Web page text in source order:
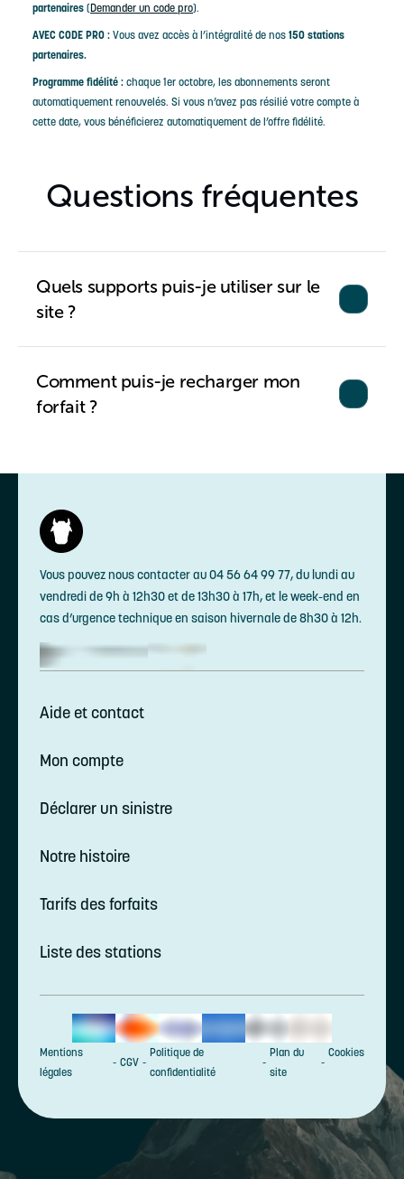
partenaires (Demander un code pro).
AVEC CODE PRO : Vous avez accès à l’intégralité de nos 150 stations
partenaires.
Programme fidélité : chaque 1er octobre, les abonnements seront
automatiquement renouvelés. Si vous n’avez pas résilié votre compte à
cette date, vous bénéficierez automatiquement de l’offre fidélité.
Questions fréquentes
Quels supports puis-je utiliser sur le
site ?
Comment puis-je recharger mon
forfait ?
Vous pouvez nous contacter au 04 56 64 99 77, du lundi au
vendredi de 9h à 12h30 et de 13h30 à 17h, et le week-end en
cas d’urgence technique en saison hivernale de 8h30 à 12h.
Aide et contact
Mon compte
Déclarer un sinistre
Notre histoire
Tarifs des forfaits
Liste des stations
Mentions
légales
CGV
Politique de
confidentialité
Plan du
site
Cookies